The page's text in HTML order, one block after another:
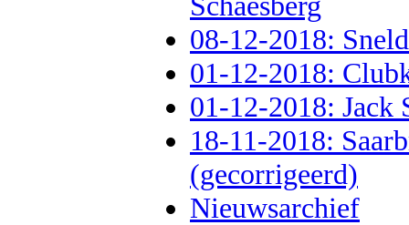
08-12-2018:
01-12-2018:
01-12-2018: Jack
18-11-2018:
(gecorrigeerd)
Nieuwsarchief